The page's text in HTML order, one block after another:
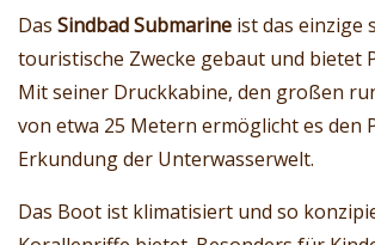
Das Sindbad Submarine ist das einzige
touristische Zwecke gebaut und bietet
Mit seiner Druckkabine, den großen
von etwa 25 Metern ermöglicht es den
Erkundung der Unterwasserwelt.
Das Boot ist klimatisiert und so